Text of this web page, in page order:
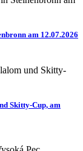
am 12.07.2026
Skitty-Cup, am